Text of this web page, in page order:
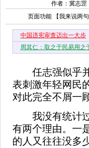
作者：冀志罡
页面功能 【我来说两
中国违宪审查迈出一大步
周其仁：取之于民易用之
任志强似乎并
表刺激年轻网民
对此完全不屑一
我没有统计过
有两个理由。一
的人又往往没多